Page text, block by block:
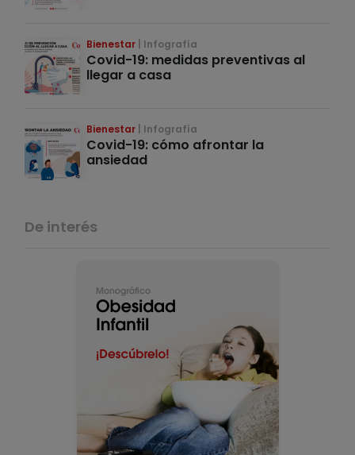
Bienestar Infografía
Covid-19: medidas preventivas al
llegar a casa
Bienestar Infografía
Covid-19: cómo afrontar la
ansiedad
De interés